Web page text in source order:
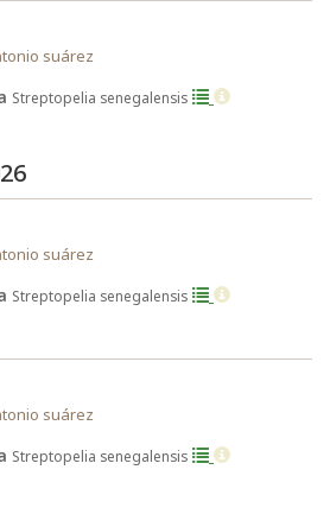
suárez
Streptopelia senegalensis
suárez
Streptopelia senegalensis
suárez
Streptopelia senegalensis